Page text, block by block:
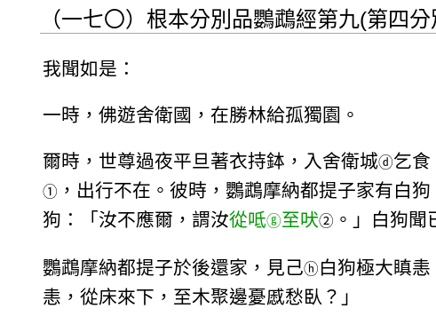
（一七〇）根本分別品鸚鵡經第九(第四
我聞如是：
一時，佛遊舍衛國，在勝林給孤獨園。
爾時，世尊過夜平旦著衣持鉢，入舍衛城ⓓ乞食
① ，出行不在。彼時，鸚鵡摩納都提子家有白
狗：「汝不應爾，謂汝從呧ⓖ至吠② 。」白狗
鸚鵡摩納都提子於後還家，見己ⓗ 白狗極大瞋
恚，從床來下，至木聚邊憂慼愁臥？」